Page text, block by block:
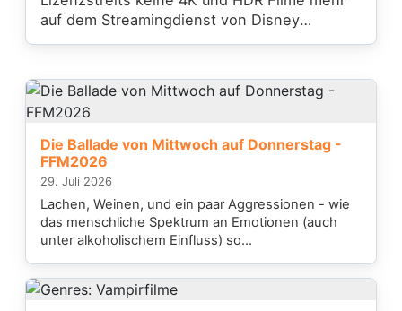
auf dem Streamingdienst von Disney
Die Ballade von Mittwoch auf Donnerstag -
FFM2026
29. Juli 2026
Lachen, Weinen, und ein paar Aggressionen - wie
das menschliche Spektrum an Emotionen (auch
unter alkoholischem Einfluss) so...